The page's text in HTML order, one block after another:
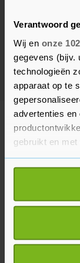
Verantwoord
Wij en onze
gegevens (bijv.
technologieën
apparaat op te
advertenties en
gebruikt en met
Als u het
locatie, die
scannen
Lees meer
verwerkt en
HV ZEELAND